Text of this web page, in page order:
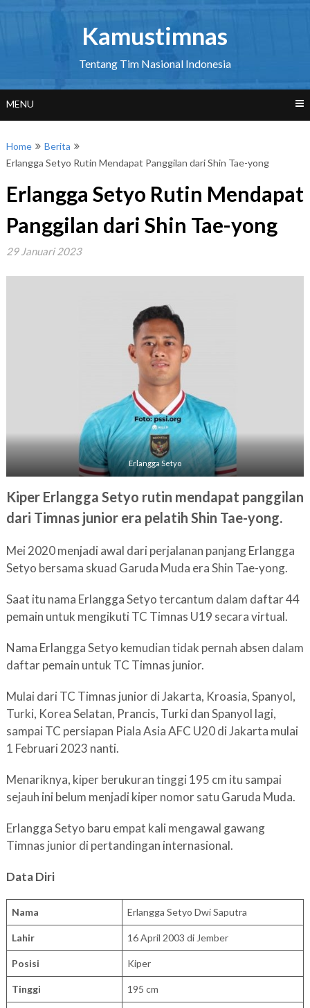
Kamustimnas
Tentang Tim Nasional Indonesia
MENU
Home
Berita
Erlangga Setyo Rutin Mendapat Panggilan dari Shin Tae-yong
Erlangga Setyo Rutin Mendapat
Panggilan dari Shin Tae-yong
29 Januari 2023
Erlangga Setyo
Kiper Erlangga Setyo rutin mendapat panggilan
dari Timnas junior era pelatih Shin Tae-yong.
Mei 2020 menjadi awal dari perjalanan panjang Erlangga
Setyo bersama skuad Garuda Muda era Shin Tae-yong.
Saat itu nama Erlangga Setyo tercantum dalam daftar 44
pemain untuk mengikuti TC Timnas U19 secara virtual.
Nama Erlangga Setyo kemudian tidak pernah absen dalam
daftar pemain untuk TC Timnas junior.
Mulai dari TC Timnas junior di Jakarta, Kroasia, Spanyol,
Turki, Korea Selatan, Prancis, Turki dan Spanyol lagi,
sampai TC persiapan Piala Asia AFC U20 di Jakarta mulai
1 Februari 2023 nanti.
Menariknya, kiper berukuran tinggi 195 cm itu sampai
sejauh ini belum menjadi kiper nomor satu Garuda Muda.
Erlangga Setyo baru empat kali mengawal gawang
Timnas junior di pertandingan internasional.
Data Diri
Nama Erlangga Setyo Dwi Saputra
Lahir 16 April 2003 di Jember
Posisi Kiper
Tinggi 195 cm